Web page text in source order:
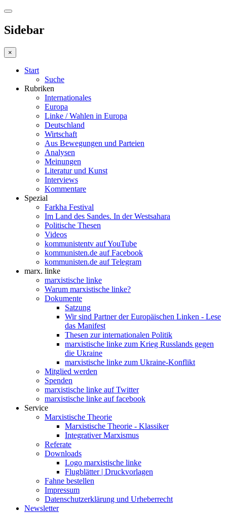
Sidebar
×
Start
Suche
Rubriken
Internationales
Europa
Linke / Wahlen in Europa
Deutschland
Wirtschaft
Aus Bewegungen und Parteien
Analysen
Meinungen
Literatur und Kunst
Interviews
Kommentare
Spezial
Farkha Festival
Im Land des Sandes. In der Westsahara
Politische Thesen
Videos
kommunistentv auf YouTube
kommunisten.de auf Facebook
kommunisten.de auf Telegram
marx. linke
marxistische linke
Warum marxistische linke?
Dokumente
Satzung
Wir sind Partner der Europäischen Linken - Lese
das Manifest
Thesen zur internationalen Politik
marxistische linke zum Krieg Russlands gegen
die Ukraine
marxistische linke zum Ukraine-Konflikt
Mitglied werden
Spenden
marxistische linke auf Twitter
marxistische linke auf facebook
Service
Marxistische Theorie
Marxistische Theorie - Klassiker
Integrativer Marxismus
Referate
Downloads
Logo marxistische linke
Flugblätter | Druckvorlagen
Fahne bestellen
Impressum
Datenschutzerklärung und Urheberrecht
Newsletter